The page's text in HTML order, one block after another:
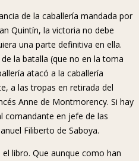
de la caballería mandada por
Quintín, la victoria no debe
una parte definitiva en ella.
la batalla (que no en la toma
atacó a la caballería
a las tropas en retirada del
Anne de Montmorency. Si hay
comandante en jefe de las
Filiberto de Saboya.
libro. Que aunque como han